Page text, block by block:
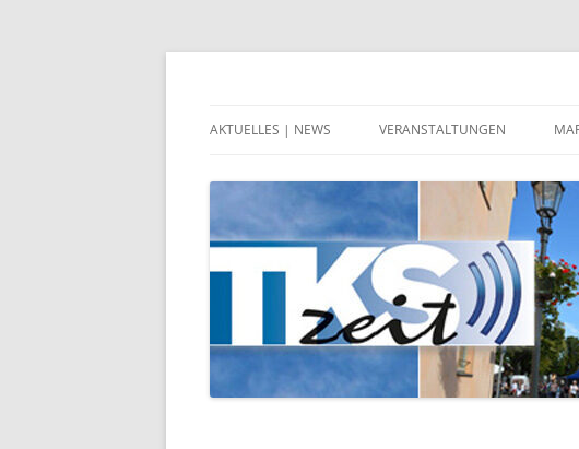
Zum
AKTUELLES | NEWS VERANSTALTUNGEN